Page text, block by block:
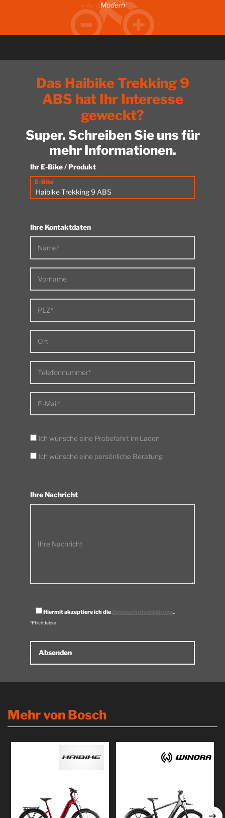
Modern
Das Haibike Trekking 9
ABS hat Ihr Interesse
geweckt?
Super. Schreiben Sie uns für
mehr Informationen.
Ihr E-Bike / Produkt
E-Bike
Ihre Kontaktdaten
Name*
Vorname
PLZ*
Ort
Telefonnummer*
E-Mail*
Ich wünsche eine Probefahrt im Laden
Ich wünsche eine persönliche Beratung
Ihre Nachricht
Ihre Nachricht
Hiermit akzeptiere ich die Datenschutzerklärung .
*Pflichtfelder
Mehr von Bosch